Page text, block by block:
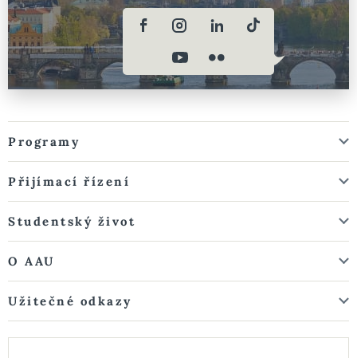
Programy
Přijímací řízení
Studentský život
O AAU
Užitečné odkazy